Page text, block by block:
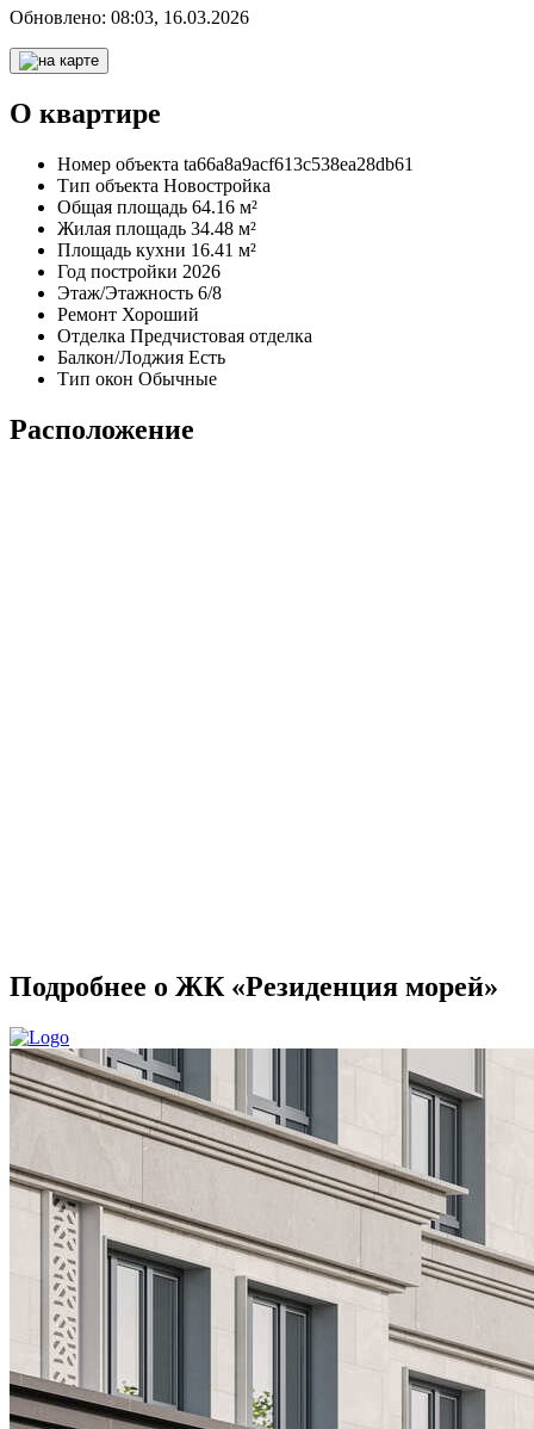
Обновлено: 08:03, 16.03.2026
О квартире
Номер объекта ta66a8a9acf613c538ea28db61
Тип объекта Новостройка
Общая площадь 64.16 м²
Жилая площадь 34.48 м²
Площадь кухни 16.41 м²
Год постройки 2026
Этаж/Этажность 6/8
Ремонт Хороший
Отделка Предчистовая отделка
Балкон/Лоджия Есть
Тип окон Обычные
Расположение
Подробнее о ЖК «Резиденция морей»